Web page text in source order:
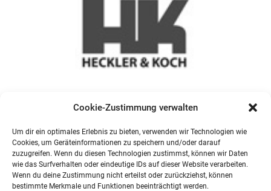
Cookie-Zustimmung verwalten
Um dir ein optimales Erlebnis zu bieten, verwenden wir Technologien wie
Cookies, um Geräteinformationen zu speichern und/oder darauf
zuzugreifen. Wenn du diesen Technologien zustimmst, können wir Daten
wie das Surfverhalten oder eindeutige IDs auf dieser Website verarbeiten.
Wenn du deine Zustimmung nicht erteilst oder zurückziehst, können
bestimmte Merkmale und Funktionen beeinträchtigt werden.